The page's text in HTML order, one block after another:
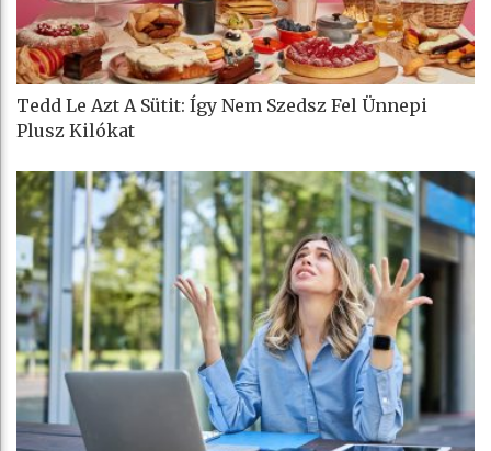
Tedd Le Azt A Sütit: Így Nem Szedsz Fel Ünnepi
Plusz Kilókat